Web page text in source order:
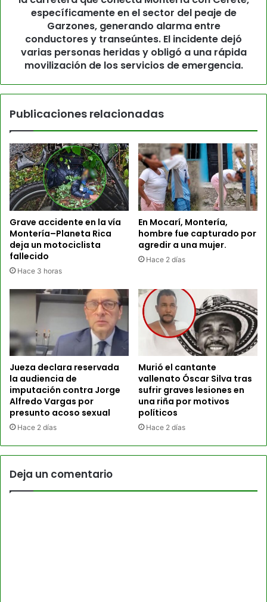
específicamente en el sector del peaje de
Garzones, generando alarma entre
conductores y transeúntes. El incidente dejó
varias personas heridas y obligó a una rápida
movilización de los servicios de emergencia.
Publicaciones relacionadas
Grave accidente en la vía
Montería–Planeta Rica
deja un motociclista
fallecido
Hace 3 horas
En Mocarí, Montería,
hombre fue capturado por
agredir a una mujer.
Hace 2 días
Jueza declara reservada
la audiencia de
imputación contra Jorge
Alfredo Vargas por
presunto acoso sexual
Hace 2 días
Murió el cantante
vallenato Óscar Silva tras
sufrir graves lesiones en
una riña por motivos
políticos
Hace 2 días
Deja un comentario